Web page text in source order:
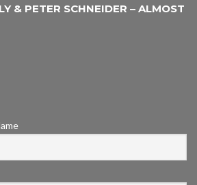
& PETER SCHNEIDER – ALMOST